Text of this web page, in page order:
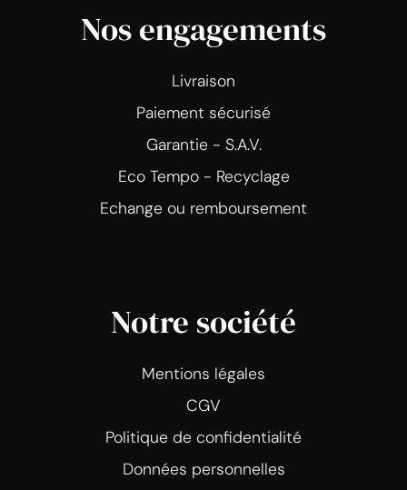
Nos engagements
Livraison
Paiement sécurisé
Garantie - S.A.V.
Eco Tempo - Recyclage
Echange ou remboursement
Notre société
Mentions légales
CGV
Politique de confidentialité
Données personnelles